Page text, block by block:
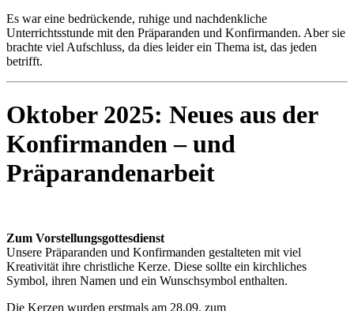
Es war eine bedrückende, ruhige und nachdenkliche
Unterrichtsstunde mit den Präparanden und Konfirmanden. Aber sie
brachte viel Aufschluss, da dies leider ein Thema ist, das jeden
betrifft.
Oktober 2025: Neues aus der
Konfirmanden – und
Präparandenarbeit
Zum Vorstellungsgottesdienst
Unsere Präparanden und Konfirmanden gestalteten mit viel
Kreativität ihre christliche Kerze. Diese sollte ein kirchliches
Symbol, ihren Namen und ein Wunschsymbol enthalten.
Die Kerzen wurden erstmals am 28.09. zum